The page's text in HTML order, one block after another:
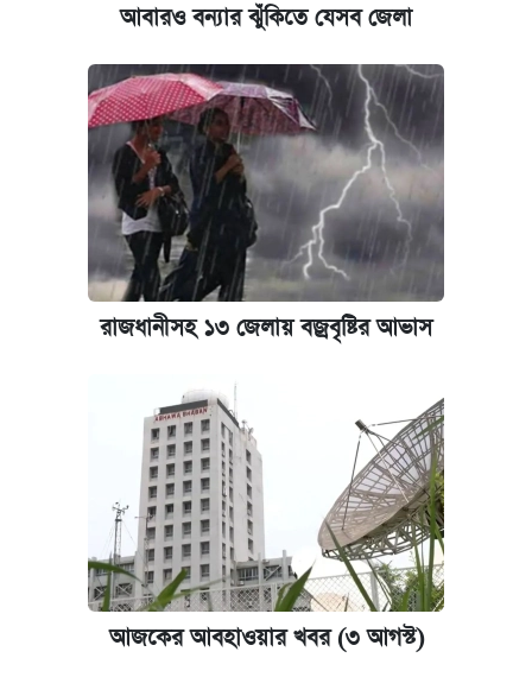
আবারও বন্যার ঝুঁকিতে যেসব জেলা
রাজধানীসহ ১৩ জেলায় বজ্রবৃষ্টির আভাস
আজকের আবহাওয়ার খবর (৩ আগস্ট)